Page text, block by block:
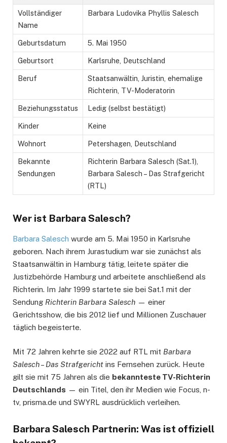
Vollständiger
Name
Barbara Ludovika Phyllis Salesch
Geburtsdatum 5. Mai 1950
Geburtsort Karlsruhe, Deutschland
Beruf
Staatsanwältin, Juristin, ehemalige
Richterin, TV-Moderatorin
Beziehungsstatus Ledig (selbst bestätigt)
Kinder Keine
Wohnort Petershagen, Deutschland
Bekannte
Sendungen
Richterin Barbara Salesch (Sat.1),
Barbara Salesch – Das Strafgericht
(RTL)
Wer ist Barbara Salesch?
Barbara Salesch wurde am 5. Mai 1950 in Karlsruhe
geboren. Nach ihrem Jurastudium war sie zunächst als
Staatsanwältin in Hamburg tätig, leitete später die
Justizbehörde Hamburg und arbeitete anschließend als
Richterin. Im Jahr 1999 startete sie bei Sat.1 mit der
Sendung Richterin Barbara Salesch — einer
Gerichtsshow, die bis 2012 lief und Millionen Zuschauer
täglich begeisterte.
Mit 72 Jahren kehrte sie 2022 auf RTL mit Barbara
Salesch – Das Strafgericht ins Fernsehen zurück. Heute
gilt sie mit 75 Jahren als die bekannteste TV-Richterin
Deutschlands — ein Titel, den ihr Medien wie Focus, n-
tv, prisma.de und SWYRL ausdrücklich verleihen.
Barbara Salesch Partnerin: Was ist offiziell